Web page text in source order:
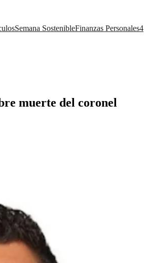
Semana SostenibleFinanzas Personales4
muerte del coronel